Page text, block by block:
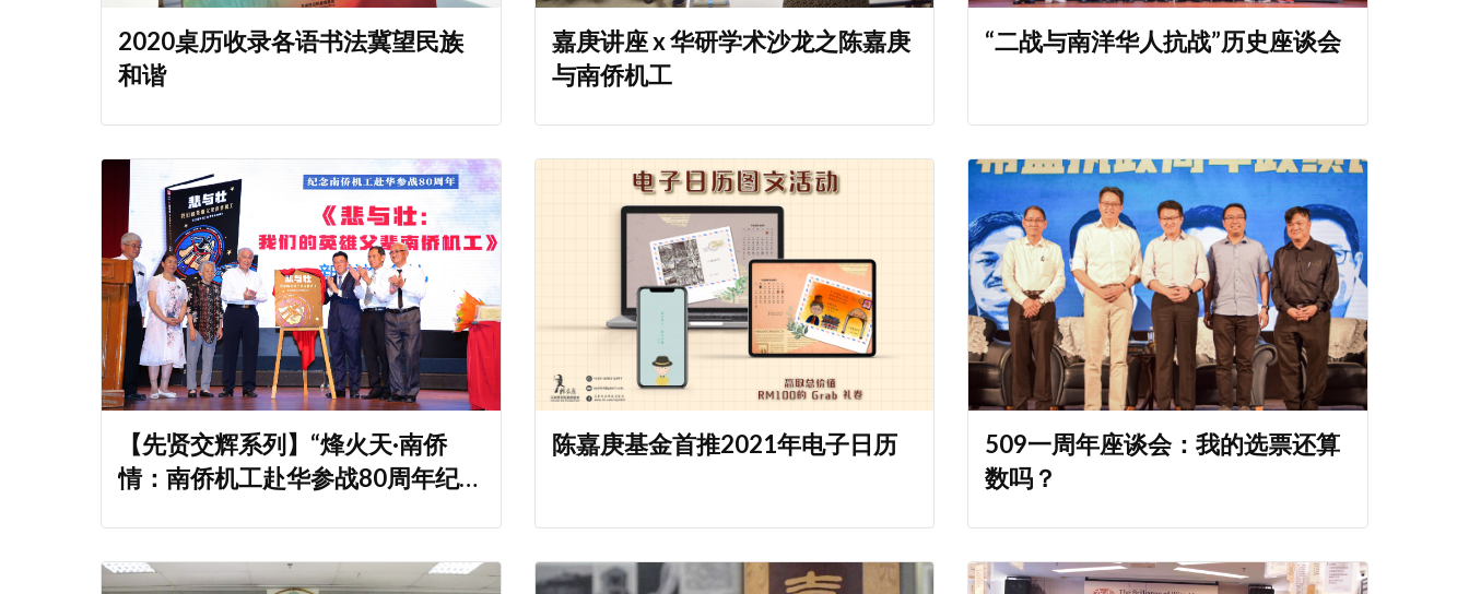
2020桌历收录各语书法冀望民族
和谐
嘉庚讲座 x 华研学术沙龙之陈嘉庚
与南侨机工
“二战与南洋华人抗战”历史座谈会
【先贤交辉系列】“烽火天·南侨
情：南侨机工赴华参战80周年纪念
陈嘉庚基金首推2021年电子日历
509一周年座谈会：我的选票还算
数吗？